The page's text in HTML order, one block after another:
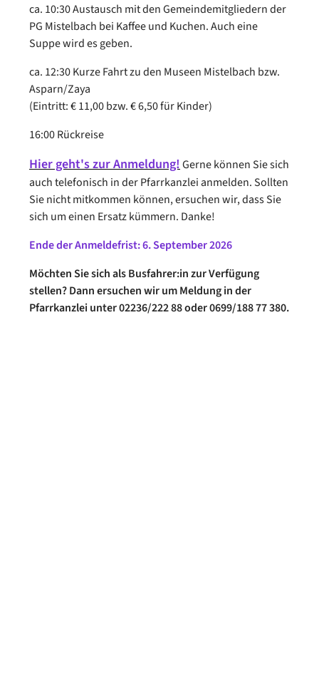
ca. 10:30 Austausch mit den Gemeindemitgliedern der
PG Mistelbach bei Kaffee und Kuchen. Auch eine
Suppe wird es geben.
ca. 12:30 Kurze Fahrt zu den Museen Mistelbach bzw.
Asparn/Zaya
(Eintritt: € 11,00 bzw. € 6,50 für Kinder)
16:00 Rückreise
Hier geht's zur Anmeldung! Gerne können Sie sich
auch telefonisch in der Pfarrkanzlei anmelden. Sollten
Sie nicht mitkommen können, ersuchen wir, dass Sie
sich um einen Ersatz kümmern. Danke!
Ende der Anmeldefrist: 6. September 2026
Möchten Sie sich als Busfahrer:in zur Verfügung
stellen? Dann ersuchen wir um Meldung in der
Pfarrkanzlei unter 02236/222 88 oder 0699/188 77 380.